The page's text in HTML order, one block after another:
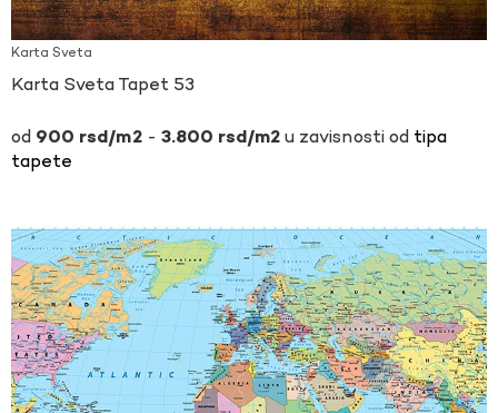
Karta Sveta
Karta Sveta Tapet 53
900 rsd - 3.800 rsd u zavisnosti od tipa
tapete